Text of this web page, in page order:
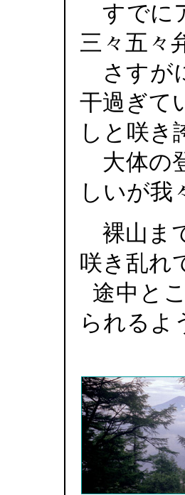
すでに
三々五々
さすが
干過ぎて
しと咲き
大体の
しいが我
裸山ま
咲き乱れ
途中と
られるよ